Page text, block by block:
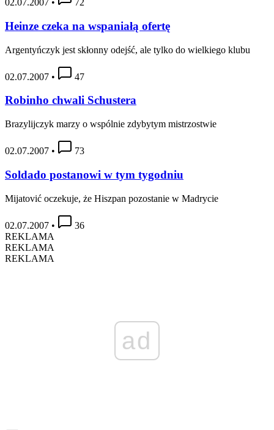
02.07.2007 • 72
Heinze czeka na wspaniałą ofertę
Argentyńczyk jest skłonny odejść, ale tylko do wielkiego klubu
02.07.2007 • 47
Robinho chwali Schustera
Brazylijczyk marzy o wspólnie zdybytym mistrzostwie
02.07.2007 • 73
Soldado postanowi w tym tygodniu
Mijatović oczekuje, że Hiszpan pozostanie w Madrycie
02.07.2007 •
36
REKLAMA
REKLAMA
REKLAMA
ad